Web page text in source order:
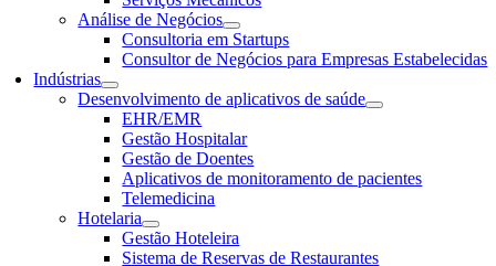
Análise de Negócios
Consultoria em Startups
Consultor de Negócios para Empresas Estabelecidas
Indústrias
Desenvolvimento de aplicativos de saúde
EHR/EMR
Gestão Hospitalar
Gestão de Doentes
Aplicativos de monitoramento de pacientes
Telemedicina
Hotelaria
Gestão Hoteleira
Sistema de Reservas de Restaurantes